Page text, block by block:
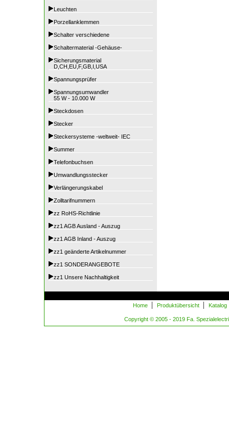
Leuchten
Porzellanklemmen
Schalter verschiedene
Schaltermaterial -Gehäuse-
Sicherungsmaterial
D,CH,EU,F,GB,I,USA
Spannungsprüfer
Spannungsumwandler
55 W - 10.000 W
Steckdosen
Stecker
Steckersysteme -weltweit- IEC
Summer
Telefonbuchsen
Umwandlungsstecker
Verlängerungskabel
Zolltarifnummern
zz RoHS-Richtlinie
zz1 AGB Ausland - Auszug
zz1 AGB Inland - Auszug
zz1 geänderte Artikelnummer
zz1 SONDERANGEBOTE
zz1 Unsere Nachhaltigkeit
Home | Produktübersicht | Katalog
Copyright © 2005 - 2019 Fa.